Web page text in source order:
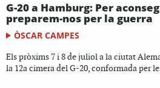
G-20 a Hamburg: Per
preparem-nos per la guerra
ÒSCAR CAMPES
Els pròxims 7 i 8 de juliol a la ciutat
la 12a cimera del G-20, conformada per